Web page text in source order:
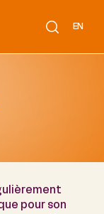
EN
pour son